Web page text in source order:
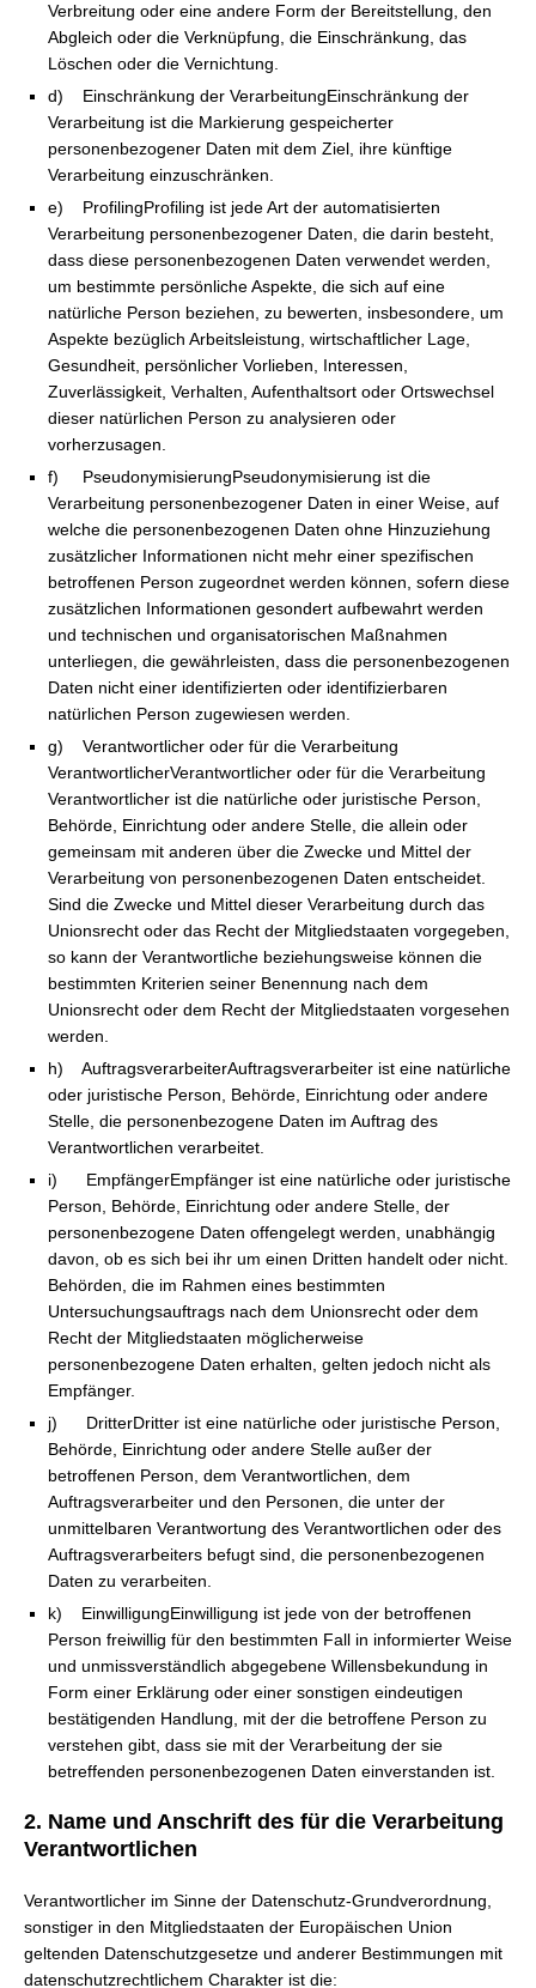
Verbreitung oder eine andere Form der Bereitstellung, den
Abgleich oder die Verknüpfung, die Einschränkung, das
Löschen oder die Vernichtung.
d) Einschränkung der VerarbeitungEinschränkung der
Verarbeitung ist die Markierung gespeicherter
personenbezogener Daten mit dem Ziel, ihre künftige
Verarbeitung einzuschränken.
e) ProfilingProfiling ist jede Art der automatisierten
Verarbeitung personenbezogener Daten, die darin besteht,
dass diese personenbezogenen Daten verwendet werden,
um bestimmte persönliche Aspekte, die sich auf eine
natürliche Person beziehen, zu bewerten, insbesondere, um
Aspekte bezüglich Arbeitsleistung, wirtschaftlicher Lage,
Gesundheit, persönlicher Vorlieben, Interessen,
Zuverlässigkeit, Verhalten, Aufenthaltsort oder Ortswechsel
dieser natürlichen Person zu analysieren oder
vorherzusagen.
f) PseudonymisierungPseudonymisierung ist die
Verarbeitung personenbezogener Daten in einer Weise, auf
welche die personenbezogenen Daten ohne Hinzuziehung
zusätzlicher Informationen nicht mehr einer spezifischen
betroffenen Person zugeordnet werden können, sofern diese
zusätzlichen Informationen gesondert aufbewahrt werden
und technischen und organisatorischen Maßnahmen
unterliegen, die gewährleisten, dass die personenbezogenen
Daten nicht einer identifizierten oder identifizierbaren
natürlichen Person zugewiesen werden.
g) Verantwortlicher oder für die Verarbeitung
VerantwortlicherVerantwortlicher oder für die Verarbeitung
Verantwortlicher ist die natürliche oder juristische Person,
Behörde, Einrichtung oder andere Stelle, die allein oder
gemeinsam mit anderen über die Zwecke und Mittel der
Verarbeitung von personenbezogenen Daten entscheidet.
Sind die Zwecke und Mittel dieser Verarbeitung durch das
Unionsrecht oder das Recht der Mitgliedstaaten vorgegeben,
so kann der Verantwortliche beziehungsweise können die
bestimmten Kriterien seiner Benennung nach dem
Unionsrecht oder dem Recht der Mitgliedstaaten vorgesehen
werden.
h) AuftragsverarbeiterAuftragsverarbeiter ist eine natürliche
oder juristische Person, Behörde, Einrichtung oder andere
Stelle, die personenbezogene Daten im Auftrag des
Verantwortlichen verarbeitet.
i) EmpfängerEmpfänger ist eine natürliche oder juristische
Person, Behörde, Einrichtung oder andere Stelle, der
personenbezogene Daten offengelegt werden, unabhängig
davon, ob es sich bei ihr um einen Dritten handelt oder nicht.
Behörden, die im Rahmen eines bestimmten
Untersuchungsauftrags nach dem Unionsrecht oder dem
Recht der Mitgliedstaaten möglicherweise
personenbezogene Daten erhalten, gelten jedoch nicht als
Empfänger.
j) DritterDritter ist eine natürliche oder juristische Person,
Behörde, Einrichtung oder andere Stelle außer der
betroffenen Person, dem Verantwortlichen, dem
Auftragsverarbeiter und den Personen, die unter der
unmittelbaren Verantwortung des Verantwortlichen oder des
Auftragsverarbeiters befugt sind, die personenbezogenen
Daten zu verarbeiten.
k) EinwilligungEinwilligung ist jede von der betroffenen
Person freiwillig für den bestimmten Fall in informierter Weise
und unmissverständlich abgegebene Willensbekundung in
Form einer Erklärung oder einer sonstigen eindeutigen
bestätigenden Handlung, mit der die betroffene Person zu
verstehen gibt, dass sie mit der Verarbeitung der sie
betreffenden personenbezogenen Daten einverstanden ist.
2. Name und Anschrift des für die Verarbeitung
Verantwortlichen
Verantwortlicher im Sinne der Datenschutz-Grundverordnung,
sonstiger in den Mitgliedstaaten der Europäischen Union
geltenden Datenschutzgesetze und anderer Bestimmungen mit
datenschutzrechtlichem Charakter ist die: